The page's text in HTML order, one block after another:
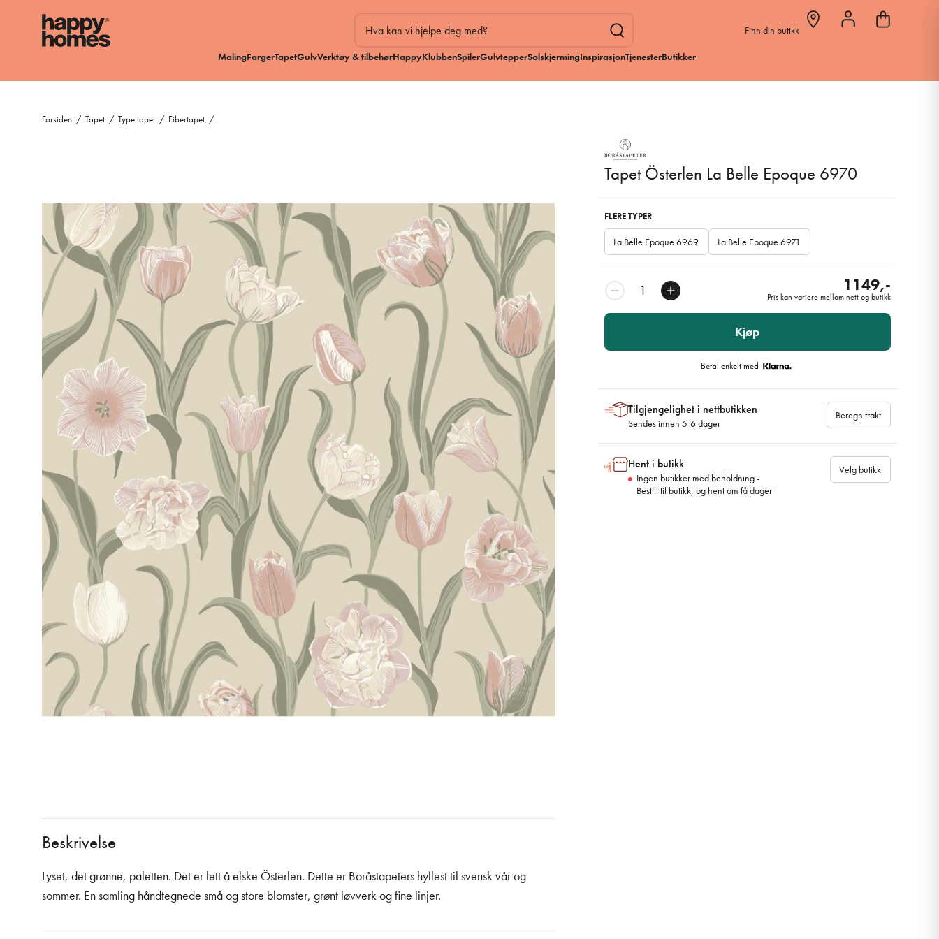
Finn din butikk
MalingFargerTapetGulvVerktøy & tilbehørHappyKlubbenSpilerGulvtepperSolskjermingInspirasjonTjenesterButikker
Forsiden / Tapet / Type tapet / Fibertapet /
Tapet Österlen La Belle Epoque 6970
FLERE TYPER
La Belle Epoque 6969 La Belle Epoque 6971
1149,-
Pris kan variere mellom nett og butikk
Kjøp
Betal enkelt med
Tilgjengelighet i nettbutikken
Sendes innen 5-6 dager
Beregn frakt
Hent i butikk
Ingen butikker med beholdning -
Bestill til butikk, og hent om få dager
Velg butikk
Beskrivelse
Lyset, det grønne, paletten. Det er lett å elske Österlen. Dette er Boråstapeters hyllest til svensk vår og
sommer. En samling håndtegnede små og store blomster, grønt løvverk og fine linjer.